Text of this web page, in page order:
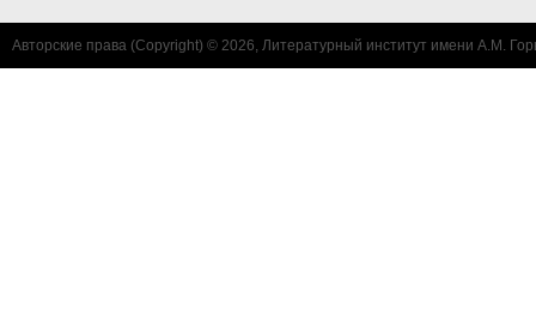
Авторские права (Copyright) © 2026, Литературный институт имени А.М.